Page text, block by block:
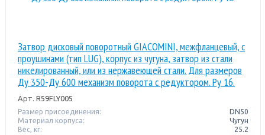
Затвор дисковый поворотный GIACOMINI, межфланцевый, с
проушинами (тип LUG), корпус из чугуна, затвор из стали
никелированный, или из нержавеющей стали. Для размеров
Ду 350-Ду 600 механизм поворота с редуктором. Pу 16.
Арт. R59FLY005
Размер присоединения:
DN50
Материал корпуса:
Чугун
Вес, кг:
25.2